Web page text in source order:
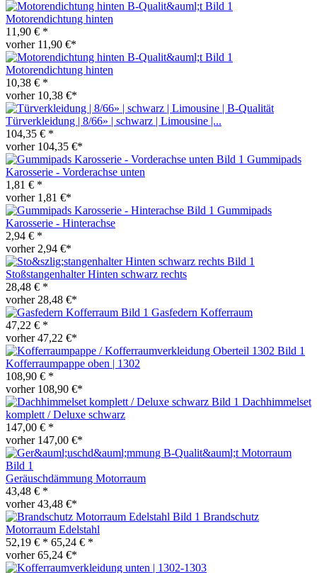
Motorendichtung hinten
11,90 € *
vorher 11,90 €*
Motorendichtung hinten
10,38 € *
vorher 10,38 €*
Türverkleidung | 8/66» | schwarz | Limousine |...
104,35 € *
vorher 104,35 €*
Gummipads
Karosserie - Vorderachse unten
1,81 € *
vorher 1,81 €*
Gummipads
Karosserie - Hinterachse
2,94 € *
vorher 2,94 €*
Stoßstangenhalter Hinten schwarz rechts
28,48 € *
vorher 28,48 €*
Gasfedern Kofferraum
47,22 € *
vorher 47,22 €*
Kofferraumpappe oben | 1302
108,90 € *
vorher 108,90 €*
Dachhimmelset
komplett / Deluxe schwarz
147,00 € *
vorher 147,00 €*
Geräuschdämmung Motorraum
43,48 € *
vorher 43,48 €*
Brandschutz
Motorraum Edelstahl
52,19 € * 65,24 € *
vorher 65,24 €*